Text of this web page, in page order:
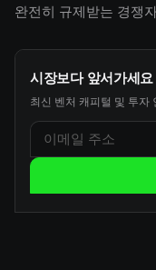
완전히 규제받는 경쟁
시장보다 앞서가세요
최신 벤처 캐피털 및 투자